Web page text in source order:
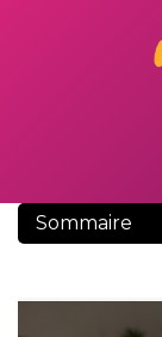
Sommaire